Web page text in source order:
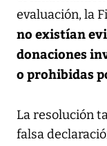
evaluación, la
no existían
donaciones
o prohibidas
La resolución
falsa